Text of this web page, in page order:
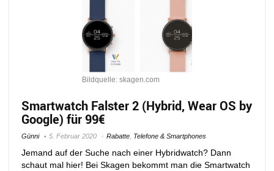
Bildquelle: skagen.com
Smartwatch Falster 2 (Hybrid, Wear OS by
Google) für 99€
Günni 5. Februar 2020 Rabatte Telefone & Smartphones
Jemand auf der Suche nach einer Hybridwatch? Dann
schaut mal hier! Bei Skagen bekommt man die Smartwatch